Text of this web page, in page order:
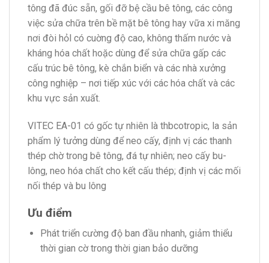
tông đã đúc sẵn, gối đỡ bệ cầu bê tông, các công
việc sửa chữa trên bề mặt bê tông hay vữa xi măng
nơi đòi hỏl có cuờng độ cao, không thấm nước và
kháng hóa chất hoặc dùng để sửa chữa gấp các
cấu trúc bê tông, kè chắn biển và các nhà xưởng
công nghiệp – nơi tiếp xúc với các hóa chất và các
khu vực sản xuất.
VITEC EA-01 có gốc tự nhiên là thbcotropic, la sản
phẩm lý tưởng dùng để neo cấy, định vị các thanh
thép chờ trong bê tông, đá tự nhiên; neo cấy bu-
lông, neo hóa chất cho kết cấu thép; định vị các mối
nối thép và bu lông
Ưu điểm
Phát triển cường độ ban đầu nhanh, giảm thiểu
thời gian cờ trong thời gian bảo dưỡng